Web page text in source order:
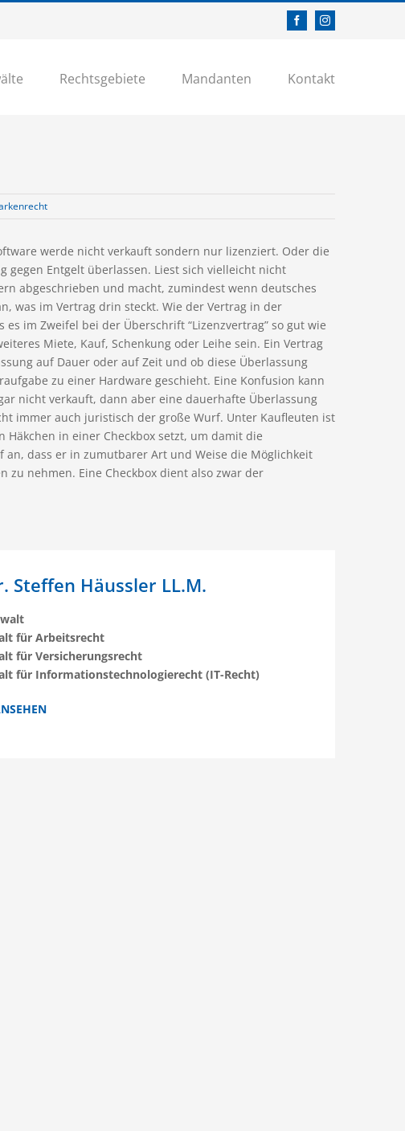
FacebookInstagram
Rechtsgebiete Mandanten Kontakt
werde nicht verkauft sondern nur lizenziert. Oder die
Entgelt überlassen. Liest sich vielleicht nicht
abgeschrieben und macht, zumindest wenn deutsches
was im Vertrag drin steckt. Wie der Vertrag in der
im Zweifel bei der Überschrift “Lizenzvertrag” so gut wie
Miete, Kauf, Schenkung oder Leihe sein. Ein Vertrag
auf Dauer oder auf Zeit und ob diese Überlassung
zu einer Hardware geschieht. Eine Konfusion kann
nicht verkauft, dann aber eine dauerhafte Überlassung
immer auch juristisch der große Wurf. Unter Kaufleuten ist
in einer Checkbox setzt, um damit die
dass er in zumutbarer Art und Weise die Möglichkeit
zu nehmen. Eine Checkbox dient also zwar der
Steffen Häussler LL.M.
für Arbeitsrecht
für Versicherungsrecht
für Informationstechnologierecht (IT-Recht)